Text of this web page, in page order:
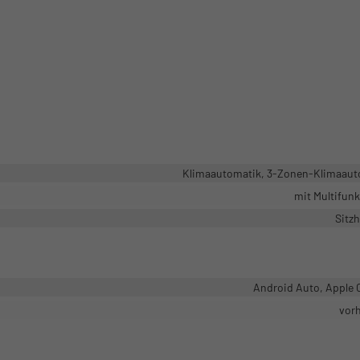
Klimaautomatik, 3-Zonen-
mit
Android Auto, Apple